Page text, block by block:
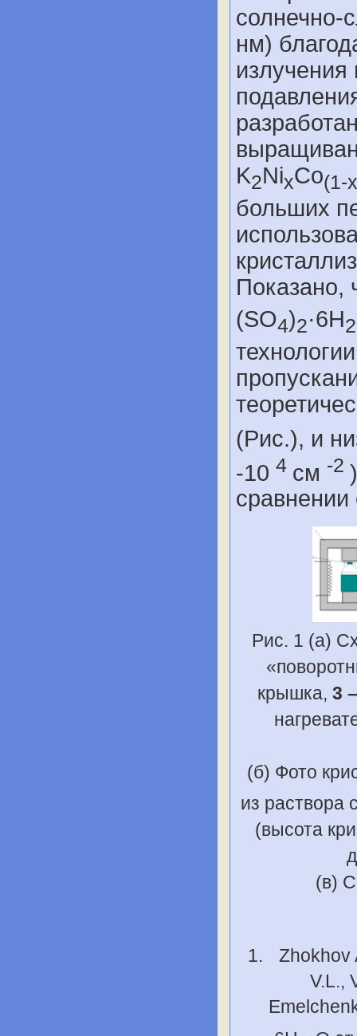
солнечно-
нм)
K2NixCo(1-
больших
Показано,
(SO4)2·6H2
(Рис.), и
-10 4 см -2
Рис. 1 (а)
крышка, 3
(б) Фото
из раствора
(высота
(в)
Zhokhov
V.L.,